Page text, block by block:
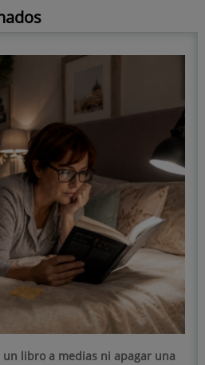
libro a medias ni apagar una